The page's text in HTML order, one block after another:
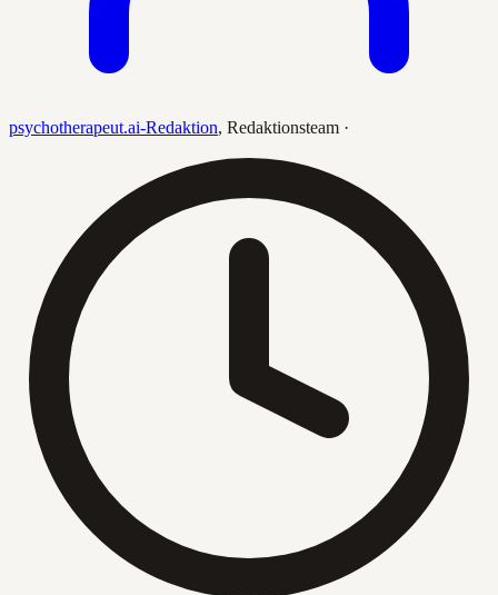
psychotherapeut.ai-Redaktion, Redaktionsteam ·